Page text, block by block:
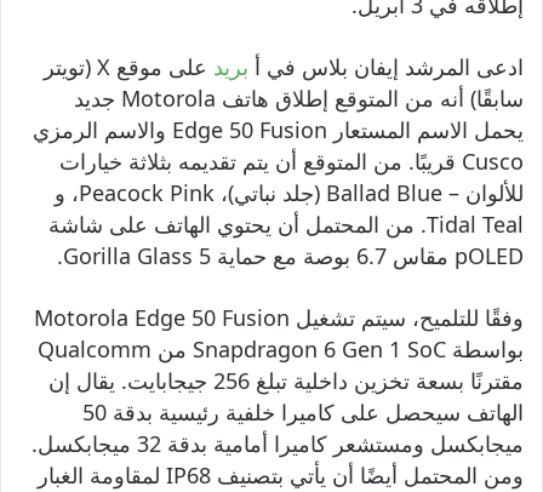
ادعى المرشد إيفان بلاس في أ بريد
على موقع X (تويتر
سابقًا) أنه من المتوقع إطلاق هاتف Motorola جديد
يحمل الاسم المستعار Edge 50 Fusion والاسم الرمزي
Cusco قريبًا. من المتوقع أن يتم تقديمه بثلاثة خيارات
للألوان – Ballad Blue (جلد نباتي)، Peacock Pink، و
Tidal Teal. من المحتمل أن يحتوي الهاتف على شاشة
pOLED مقاس 6.7 بوصة مع حماية Gorilla Glass 5.
وفقًا للتلميح، سيتم تشغيل Motorola Edge 50 Fusion
بواسطة Snapdragon 6 Gen 1 SoC من Qualcomm
مقترنًا بسعة تخزين داخلية تبلغ 256 جيجابايت. يقال إن
الهاتف سيحصل على كاميرا خلفية رئيسية بدقة 50
ميجابكسل ومستشعر كاميرا أمامية بدقة 32 ميجابكسل.
ومن المحتمل أيضًا أن يأتي بتصنيف IP68 لمقاومة الغبار